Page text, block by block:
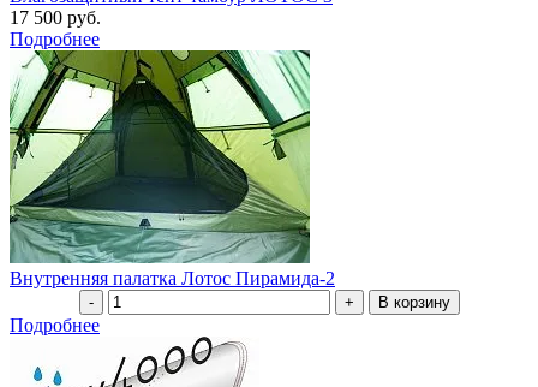
17 500 руб.
Подробнее
Внутренняя палатка Лотос Пирамида-2
Подробнее